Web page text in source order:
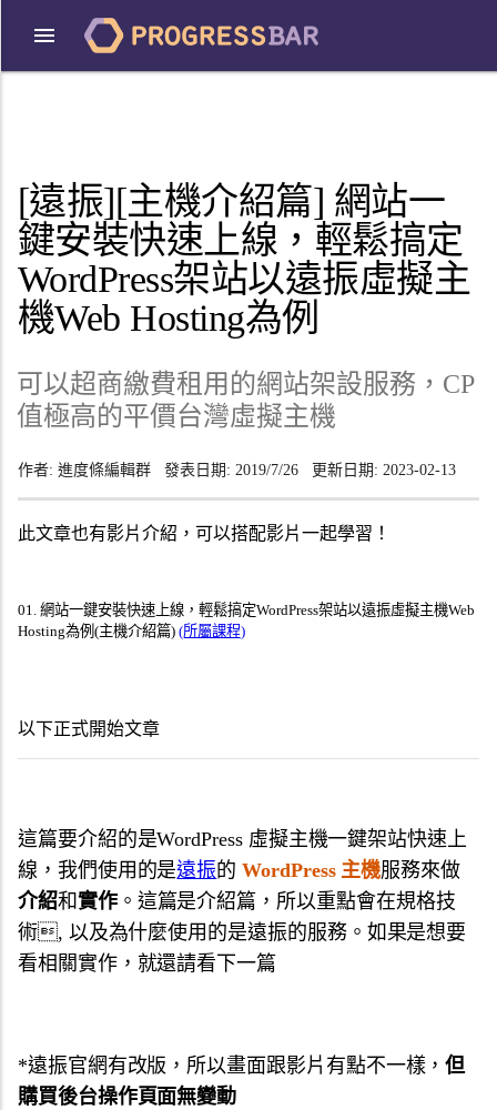
[遠振][主機介紹篇] 網站一
鍵安裝快速上線，輕鬆搞定
WordPress架站以遠振虛擬主
機Web Hosting為例
可以超商繳費租用的網站架設服務，CP
值極高的平價台灣虛擬主機
作者: 進度條編輯群 發表日期: 2019/7/26 更新日期: 2023-02-13
此文章也有影片介紹，可以搭配影片一起學習！
01. 網站一鍵安裝快速上線，輕鬆搞定WordPress架站以遠振虛擬主機Web
Hosting為例(主機介紹篇) (所屬課程)
以下正式開始文章
這篇要介紹的是WordPress 虛擬主機一鍵架站快速上
線，我們使用的是遠振的WordPress 主機服務來做
介紹和實作。這篇是介紹篇，所以重點會在規格技
術, 以及為什麼使用的是遠振的服務。如果是想要
看相關實作，就還請看下一篇
*遠振官網有改版，所以畫面跟影片有點不一樣，但
購買後台操作頁面無變動